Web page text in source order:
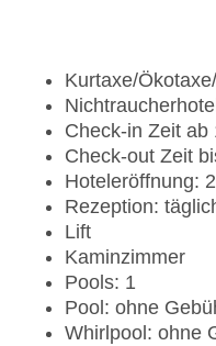
Kurtaxe/
Nichtraucherhotel
Check-in Zeit ab
Check-out Zeit
Hoteleröffnung:
Rezeption:
Lift
Kaminzimmer
Pools: 1
Pool: ohne
Whirlpool: ohne